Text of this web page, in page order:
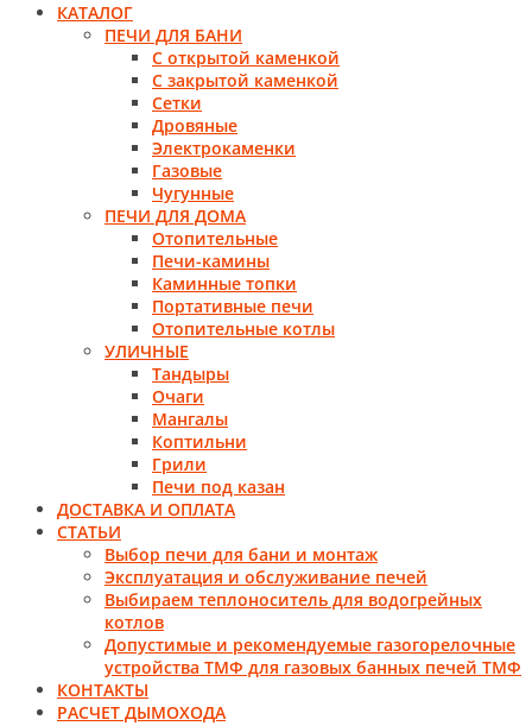
КАТАЛОГ
ПЕЧИ ДЛЯ БАНИ
С открытой каменкой
С закрытой каменкой
Сетки
Дровяные
Электрокаменки
Газовые
Чугунные
ПЕЧИ ДЛЯ ДОМА
Отопительные
Печи-камины
Каминные топки
Портативные печи
Отопительные котлы
УЛИЧНЫЕ
Тандыры
Очаги
Мангалы
Коптильни
Грили
Печи под казан
ДОСТАВКА И ОПЛАТА
СТАТЬИ
Выбор печи для бани и монтаж
Эксплуатация и обслуживание печей
Выбираем теплоноситель для водогрейных
котлов
Допустимые и рекомендуемые газогорелочные
устройства ТМФ для газовых банных печей ТМФ
КОНТАКТЫ
РАСЧЕТ ДЫМОХОДА